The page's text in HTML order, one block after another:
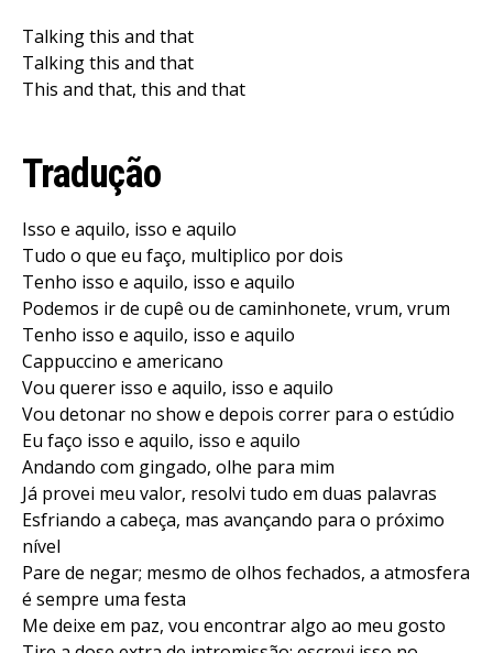
Talking this and that
Talking this and that
This and that, this and that
Tradução
Isso e aquilo, isso e aquilo
Tudo o que eu faço, multiplico por dois
Tenho isso e aquilo, isso e aquilo
Podemos ir de cupê ou de caminhonete, vrum, vrum
Tenho isso e aquilo, isso e aquilo
Cappuccino e americano
Vou querer isso e aquilo, isso e aquilo
Vou detonar no show e depois correr para o estúdio
Eu faço isso e aquilo, isso e aquilo
Andando com gingado, olhe para mim
Já provei meu valor, resolvi tudo em duas palavras
Esfriando a cabeça, mas avançando para o próximo
nível
Pare de negar; mesmo de olhos fechados, a atmosfera
é sempre uma festa
Me deixe em paz, vou encontrar algo ao meu gosto